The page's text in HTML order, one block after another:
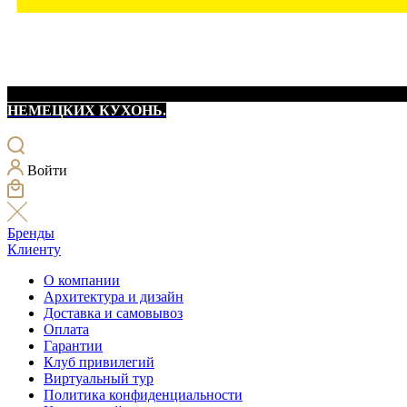
НЕМЕЦКИХ КУХОНЬ.
Войти
Бренды
Клиенту
О компании
Архитектура и дизайн
Доставка и самовывоз
Оплата
Гарантии
Клуб привилегий
Виртуальный тур
Политика конфиденциальности